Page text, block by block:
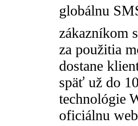
globálnu
zákazníkom
za použitia
dostane
späť už do
technológie
oficiálnu